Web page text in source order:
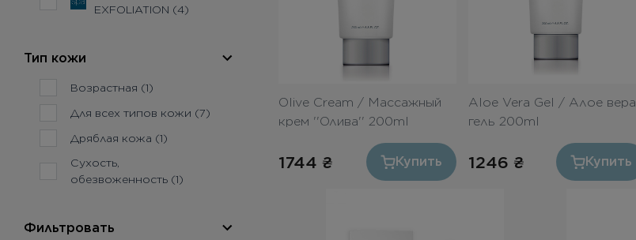
EXFOLIATION (4)
Тип кожи
Возрастная (1)
Для всех типов кожи (7)
Дряблая кожа (1)
Сухость,
обезвоженность (1)
Фильтровать
Olive Cream / Массажный
крем ''Олива'' 200ml
1744 ₴ Купить
Aloe Vera Gel / Алое вера
гель 200ml
1246 ₴ Купить